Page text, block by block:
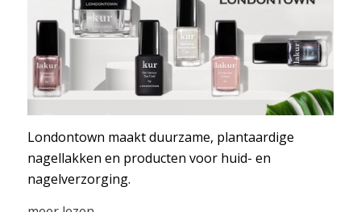
Londontown maakt duurzame, plantaardige
nagellakken en producten voor huid- en
nagelverzorging.